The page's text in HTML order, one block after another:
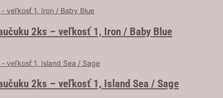
2ks – veľkosť 1, Iron / Baby Blue
2ks – veľkosť 1, Island Sea / Sage